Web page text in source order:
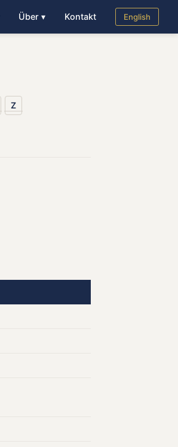
Über ▾ Kontakt English
Z